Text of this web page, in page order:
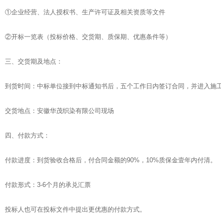
①企业经营、法人授权书、生产许可证及相关资质等文件
②开标一览表（投标价格、交货期、质保期、优惠条件等）
三、交货期及地点：
到货时间：中标单位接到中标通知书后，五个工作日内签订合同，并进入施
交货地点：安徽华茂织染有限公司现场
四、付款方式：
付款进度：到货验收合格后，付合同金额的90%，10%质保金壹年内付清。
付款形式：3-6个月的承兑汇票
投标人也可在投标文件中提出更优惠的付款方式。